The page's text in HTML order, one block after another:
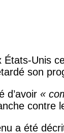
Unis
son
d’avoir «
contre
a été